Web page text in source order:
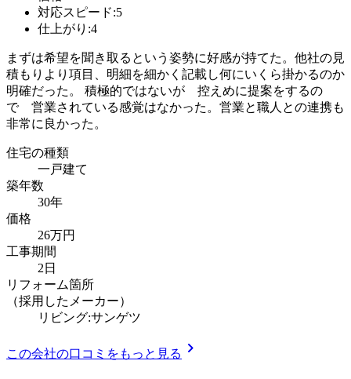
対応スピード:5
仕上がり:4
まずは希望を聞き取るという姿勢に好感が持てた。他社の見
積もりより項目、明細を細かく記載し何にいくら掛かるのか
明確だった。 積極的ではないが 控えめに提案をするの
で 営業されている感覚はなかった。営業と職人との連携も
非常に良かった。
住宅の種類
一戸建て
築年数
30年
価格
26万円
工事期間
2日
リフォーム箇所
（採用したメーカー）
リビング:サンゲツ
この会社の口コミをもっと見る chevron_right